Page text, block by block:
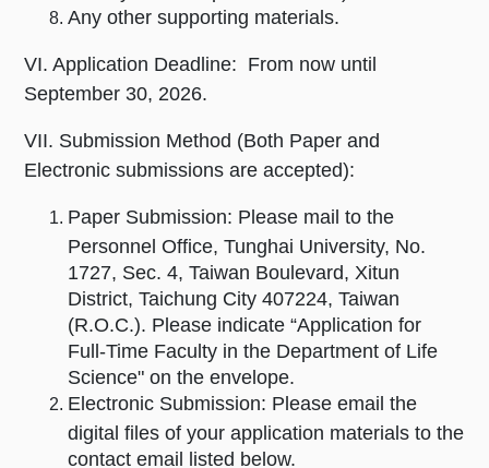
Any other supporting materials.
VI. Application Deadline: From now until
September 30, 2026.
VII. Submission Method (Both Paper and
Electronic submissions are accepted):
Paper Submission: Please mail to the
Personnel Office, Tunghai University, No.
1727, Sec. 4, Taiwan Boulevard, Xitun
District, Taichung City 407224, Taiwan
(R.O.C.). Please indicate “Application for
Full-Time Faculty in the Department of Life
Science" on the envelope.
Electronic Submission: Please email the
digital files of your application materials to the
contact email listed below.